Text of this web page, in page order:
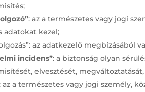
: az a természetes vagy jogi
adatokat kezel;
az adatkezelő megbízásából
incidens”: a biztonság olyan
elvesztését,
az a természetes vagy jogi személy,